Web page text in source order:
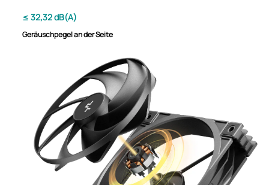
≤ 32,32 dB(A)
Geräuschpegel an der Seite